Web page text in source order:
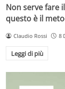
Non serve fare
questo è il
Claudio Rossi 8
Leggi di più